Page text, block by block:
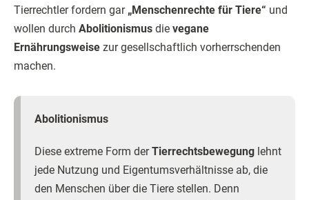
Tierrechtler fordern gar „Menschenrechte für Tiere“ und
wollen durch Abolitionismus die vegane
Ernährungsweise zur gesellschaftlich vorherrschenden
machen.
Abolitionismus
Diese extreme Form derTierrechtsbewegung lehnt
jede Nutzung und Eigentumsverhältnisse ab, die
den Menschen über die Tiere stellen. Denn